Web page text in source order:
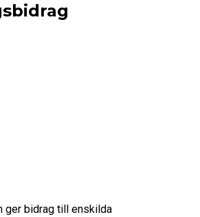
ger bidrag till enskilda